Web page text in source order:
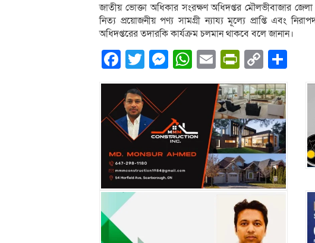
জাতীয় ভোক্তা অধিকার সংরক্ষণ অধিদপ্তর মৌলভীবাজার
নিত্য প্রয়োজনীয় পণ্য সামগ্রী ন্যায্য মূল্যে প্রাপ্তি এবং
অধিদপ্তরের তদারকি কার্যক্রম চলমান থাকবে বলে জানান।
Facebook
Twitter
Messenger
WhatsApp
EmailCopy
Link